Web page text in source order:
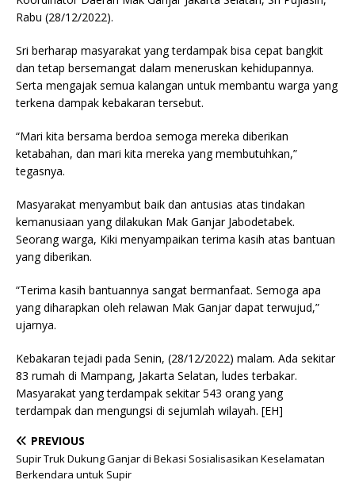
Rabu (28/12/2022).
Sri berharap masyarakat yang terdampak bisa cepat bangkit
dan tetap bersemangat dalam meneruskan kehidupannya.
Serta mengajak semua kalangan untuk membantu warga yang
terkena dampak kebakaran tersebut.
“Mari kita bersama berdoa semoga mereka diberikan
ketabahan, dan mari kita mereka yang membutuhkan,”
tegasnya.
Masyarakat menyambut baik dan antusias atas tindakan
kemanusiaan yang dilakukan Mak Ganjar Jabodetabek.
Seorang warga, Kiki menyampaikan terima kasih atas bantuan
yang diberikan.
“Terima kasih bantuannya sangat bermanfaat. Semoga apa
yang diharapkan oleh relawan Mak Ganjar dapat terwujud,”
ujarnya.
Kebakaran tejadi pada Senin, (28/12/2022) malam. Ada sekitar
83 rumah di Mampang, Jakarta Selatan, ludes terbakar.
Masyarakat yang terdampak sekitar 543 orang yang
terdampak dan mengungsi di sejumlah wilayah. [EH]
PREVIOUS
Supir Truk Dukung Ganjar di Bekasi Sosialisasikan Keselamatan
Berkendara untuk Supir